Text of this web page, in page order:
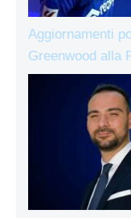
Aggiornamenti
Greenwood alla